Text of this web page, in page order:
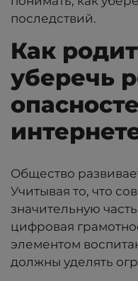
последствий.
Как
уберечь
Общество
Учитывая то, что
значительную
цифровая
элементом
должны уделять